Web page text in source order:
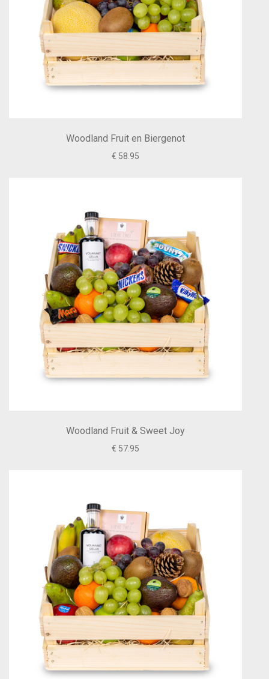
Woodland Fruit en Biergenot
€ 58.95
Woodland Fruit & Sweet Joy
€ 57.95